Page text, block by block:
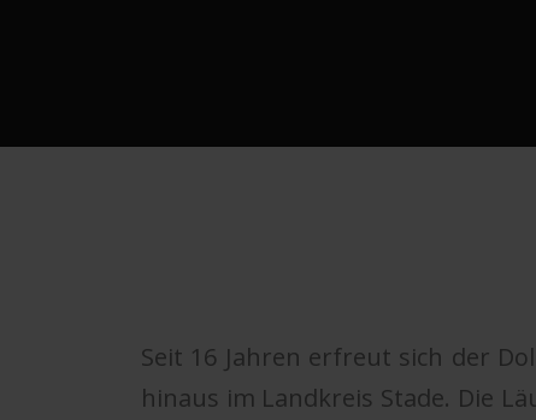
Seit 16 Jahren erfreut sich der
hinaus im Landkreis Stade. Die